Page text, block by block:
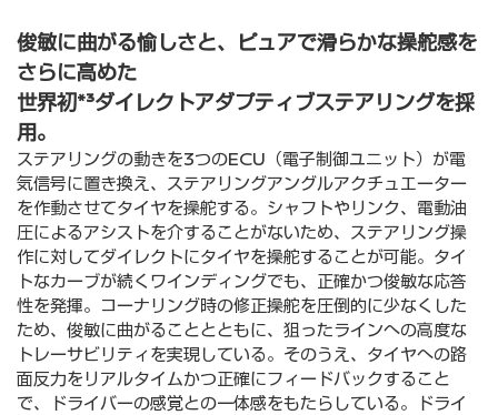
俊敏に曲がる愉しさと、ピュアで滑らかな操舵感を
さらに⾼めた
世界初*³ダイレクトアダプティブステアリングを採
⽤。
ステアリングの動きを3つのECU（電⼦制御ユニット）が電
気信号に置き換え、ステアリングアングルアクチュエーター
を作動させてタイヤを操舵する。シャフトやリンク、電動油
圧によるアシストを介することがないため、ステアリング操
作に対してダイレクトにタイヤを操舵することが可能。タイ
トなカーブが続くワインディングでも、正確かつ俊敏な応答
性を発揮。コーナリング時の修正操舵を圧倒的に少なくした
ため、俊敏に曲がることとともに、狙ったラインへの⾼度な
トレーサビリティを実現している。そのうえ、タイヤへの路
⾯反⼒をリアルタイムかつ正確にフィードバックすること
で、ドライバーの感覚との⼀体感をもたらしている。ドライ